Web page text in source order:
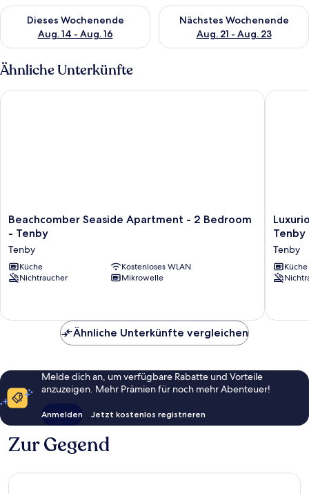
Dieses Wochenende
Aug. 14 - Aug. 16
Überprüfe die Verfügbarkeit für dieses Wochenende, Aug. 14
Nächstes Wochenende
Aug. 21 - Aug. 23
Überprüfe die Verfügbarkeit
Ähnliche Unterkünfte
Beachcomber
Seaside
Apartment
-
2
Bedroom
Tenby
Beachcomber Seaside Apartment - 2 Bedroom
- Tenby
Tenby
Küche
Kostenloses WLAN
Nichtraucher
Mikrowelle
Beachcomber Seaside Apartment - 2 Bedroom - Tenby
Charlton
Mews
-
2
Tenby
Tenby
Tenby
Küche
Ähnliche Unterkünfte vergleichen
Melde dich an, um verfügbare Rabatte und Vorteile
anzuzeigen. Mehr Prämien für noch mehr Abenteuer!
Anmelden Jetzt kostenlos registrieren
Zur Gegend